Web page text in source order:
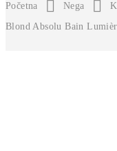
Početna Nega
Blond Absolu Bain